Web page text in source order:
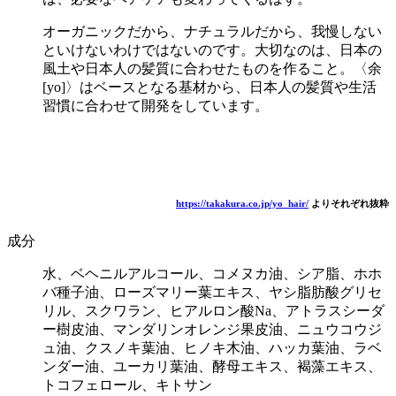
オーガニックだから、ナチュラルだから、我慢しない
といけないわけではないのです。大切なのは、日本の
風土や日本人の髪質に合わせたものを作ること。〈余
[yo]〉はベースとなる基材から、日本人の髪質や生活
習慣に合わせて開発をしています。
https://takakura.co.jp/yo_hair/ よりそれぞれ抜粋
成分
水、ベヘニルアルコール、コメヌカ油、シア脂、ホホ
バ種子油、ローズマリー葉エキス、ヤシ脂肪酸グリセ
リル、スクワラン、ヒアルロン酸Na、アトラスシーダ
ー樹皮油、マンダリンオレンジ果皮油、ニュウコウジ
ュ油、クスノキ葉油、ヒノキ木油、ハッカ葉油、ラベ
ンダー油、ユーカリ葉油、酵母エキス、褐藻エキス、
トコフェロール、キトサン